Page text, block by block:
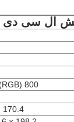
ال سی دی
800 (RGB) × 600 [SVGA] 119PPI
170.4 × 127.8 میلی‌متر (H×V)